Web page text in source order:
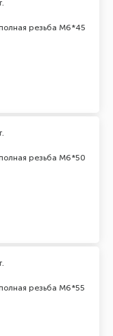
резьба М6*45
резьба М6*50
резьба М6*55